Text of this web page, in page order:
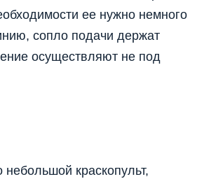
ее нужно немного
сопло подачи держат
осуществляют не под
краскопульт,